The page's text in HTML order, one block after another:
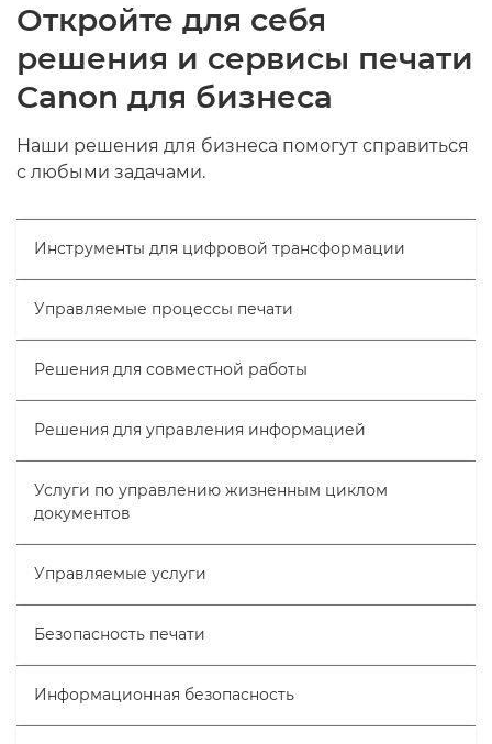
Откройте для себя
решения и сервисы печати
Canon для бизнеса
Наши решения для бизнеса помогут справиться
с любыми задачами.
Инструменты для цифровой трансформации
Управляемые процессы печати
Решения для совместной работы
Решения для управления информацией
Услуги по управлению жизненным циклом
документов
Управляемые услуги
Безопасность печати
Информационная безопасность